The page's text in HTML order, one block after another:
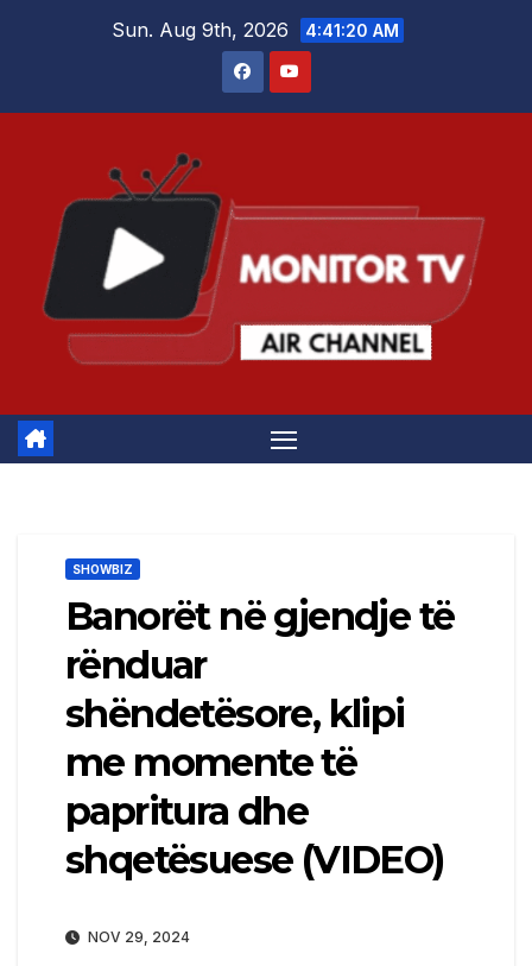
Sun. Aug 9th, 2026 4:41:20 AM
SHOWBIZ
Banorët në gjendje të
rënduar
shëndetësore, klipi
me momente të
papritura dhe
shqetësuese (VIDEO)
NOV 29, 2024